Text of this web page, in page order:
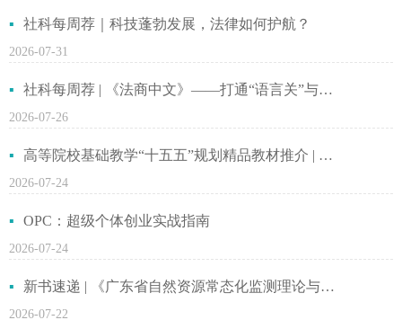
社科每周荐｜科技蓬勃发展，法律如何护航？
2026-07-31
社科每周荐 | 《法商中文》——打通“语言关”与“专业关”的汉语教材
2026-07-26
高等院校基础教学“十五五”规划精品教材推介 | 《地图学基础》，随书附赠数字教材
2026-07-24
OPC：超级个体创业实战指南
2026-07-24
新书速递 | 《广东省自然资源常态化监测理论与实践》
2026-07-22